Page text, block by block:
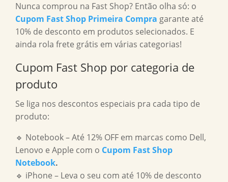
Nunca comprou na Fast Shop? Então olha só: o
Cupom Fast Shop Primeira Compra garante até
10% de desconto em produtos selecionados. E
ainda rola frete grátis em várias categorias!
Cupom Fast Shop por categoria de
produto
Se liga nos descontos especiais pra cada tipo de
produto:
🔹 Notebook – Até 12% OFF em marcas como Dell,
Lenovo e Apple com o Cupom Fast Shop
Notebook.
🔹 iPhone – Leva o seu com até 10% de desconto